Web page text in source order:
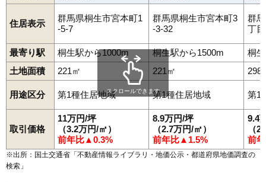
住居表示
群馬県桐生市宮本町1
-5-7
群馬県桐生市宮本町3
-3-32
群
丁
最寄り駅 桐生駅から1000m 桐生駅から1500m
桐
土地面積
221㎡ 221㎡ 298
用途区分 第1種住居地域 第1種住居地域 第1
取引価格
11万円/坪
（3.2万円/㎡）
前年比▲0.3%
8.9万円/坪
（2.7万円/㎡）
前年比▲1.5%
9.4
（
前
スクロールできます
※出所：国土交通省「不動産情報ライブラリ・地価公示・都道府県地価調査の
検索 」